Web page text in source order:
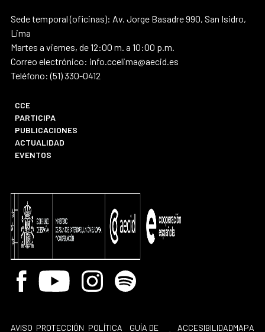
Sede temporal (oficinas): Av. Jorge Basadre 990, San Isidro,
Lima
Martes a viernes, de 12:00 m. a 10:00 p.m.
Correo electrónico: info.ccelima@aecid.es
Teléfono: (51) 330-0412
CCE
PARTICIPA
PUBLICACIONES
ACTUALIDAD
EVENTOS
Facebook
Youtube InstagramSpotify
AVISO PROTECCIÓN POLÍTICA
GUÍA DE
ACCESIBILIDADMAPA